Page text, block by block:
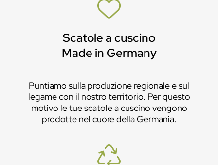
Scatole a cuscino
Made in Germany
Puntiamo sulla produzione regionale e sul
legame con il nostro territorio. Per questo
motivo le tue scatole a cuscino vengono
prodotte nel cuore della Germania.